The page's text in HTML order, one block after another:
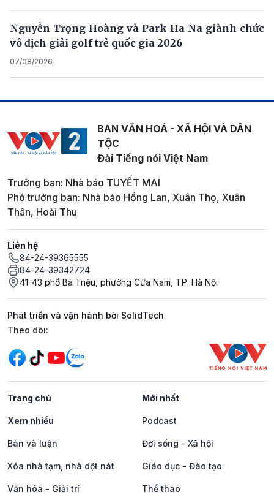
Nguyễn Trọng Hoàng và Park Ha Na giành chức
vô địch giải golf trẻ quốc gia 2026
07/08/2026
BAN VĂN HOÁ - XÃ HỘI VÀ DÂN
TỘC
Đài Tiếng nói Việt Nam
Trưởng ban: Nhà báo TUYẾT MAI
Phó trưởng ban: Nhà báo Hồng Lan, Xuân Thọ, Xuân
Thân, Hoài Thu
Liên hệ
84-24-39365555
84-24-39342724
41-43 phố Bà Triệu, phường Cửa Nam, TP. Hà Nội
Phát triển và vận hành bởi SolidTech
Mạng xã hội
Theo dõi:
Trang chủ Mới nhất
Xem nhiều Podcast
Bàn và luận Đời sống - Xã hội
Xóa nhà tạm, nhà dột nát Giáo dục - Đào tạo
Văn hóa - Giải trí Thể thao